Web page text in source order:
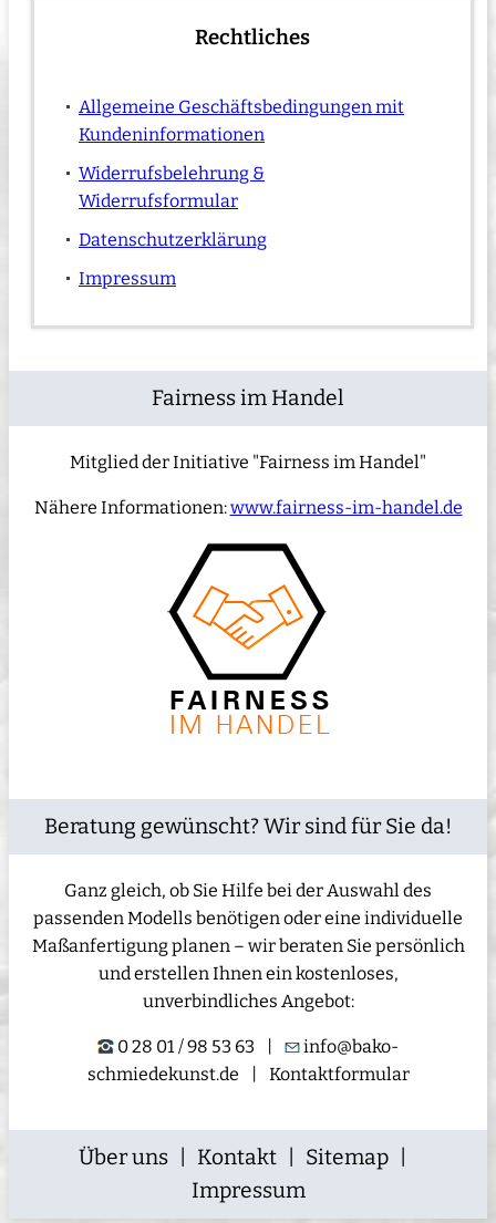
Rechtliches
Allgemeine Geschäftsbedingungen mit
Kundeninformationen
Widerrufsbelehrung &
Widerrufsformular
Datenschutzerklärung
Impressum
Fairness im Handel
Mitglied der Initiative "Fairness im Handel"
Nähere Informationen:www.fairness-im-handel.de
Beratung gewünscht? Wir sind für Sie da!
Ganz gleich, ob Sie Hilfe bei der Auswahl des
passenden Modells benötigen oder eine individuelle
Maßanfertigung planen – wir beraten Sie persönlich
und erstellen Ihnen ein kostenloses,
unverbindliches Angebot:
0 28 01 / 98 53 63 |
info@bako-
schmiedekunst.de | Kontaktformular
Über uns Kontakt Sitemap
Impressum